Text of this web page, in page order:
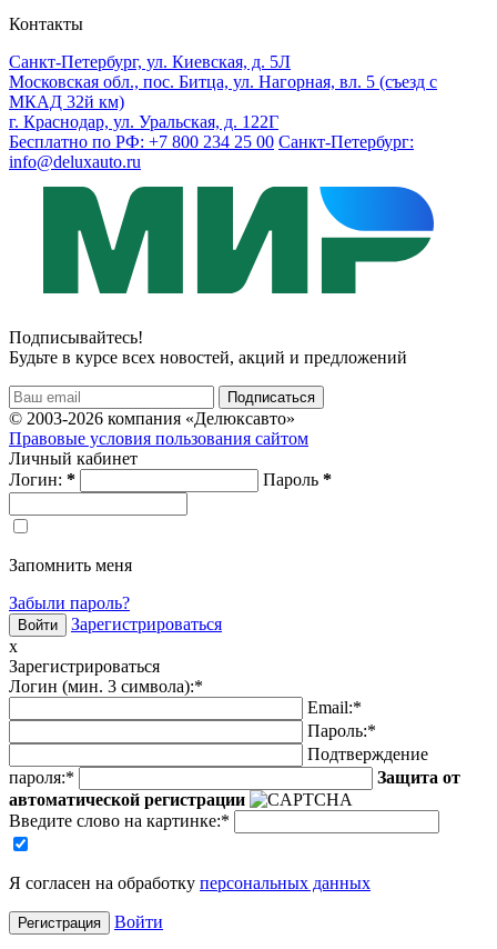
Контакты
Санкт-Петербург, ул. Киевская, д. 5Л
Московская обл., пос. Битца, ул. Нагорная, вл. 5 (съезд с
МКАД 32й км)
г. Краснодар, ул. Уральская, д. 122Г
Бесплатно по РФ: +7 800 234 25 00 Санкт-Петербург:
info@deluxauto.ru
Подписывайтесь!
Будьте в курсе всех новостей, акций и предложений
© 2003-2026 компания «Делюксавто»
Правовые условия пользования сайтом
Личный кабинет
Логин: * Пароль *
Запомнить меня
Забыли пароль?
Зарегистрироваться
x
Зарегистрироваться
Логин (мин. 3 символа):*
Email:*
Пароль:*
Подтверждение
пароля:*
Защита от
автоматической регистрации
Введите слово на картинке:*
Я согласен на обработку персональных данных
Войти